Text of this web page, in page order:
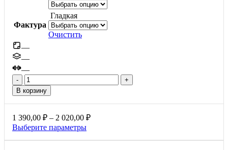
Фактура
Гладкая
Очистить
—
—
—
Количество
товара
Новый
город,
80мм
В корзину
1 390,00 ₽ – 2 020,00 ₽Диапазон
Выберите параметрыЭтот